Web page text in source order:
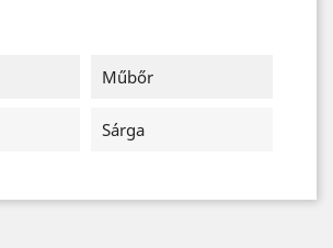
Műbőr
Sárga